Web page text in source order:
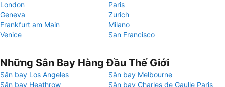
London
Paris
Geneva
Zurich
Frankfurt am Main
Milano
Venice
San Francisco
Những Sân Bay Hàng Đầu Thế Giới
Sân bay Los Angeles
Sân bay Melbourne
Sân bay Heathrow
Sân bay Charles de Gaulle Paris